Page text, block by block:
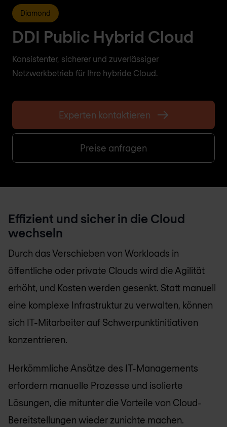
Diamond
DDI Public Hybrid Cloud
Konsistenter, sicherer und zuverlässiger
Netzwerkbetrieb für Ihre hybride Cloud.
Experten kontaktieren
Preise anfragen
Effizient und sicher in die Cloud
wechseln
Durch das Verschieben von Workloads in
öffentliche oder private Clouds wird die Agilität
erhöht, und Kosten werden gesenkt. Statt manuell
eine komplexe Infrastruktur zu verwalten, können
sich IT-Mitarbeiter auf Schwerpunktinitiativen
konzentrieren.
Herkömmliche Ansätze des IT-Managements
erfordern manuelle Prozesse und isolierte
Lösungen, die mitunter die Vorteile von Cloud-
Bereitstellungen wieder zunichte machen.